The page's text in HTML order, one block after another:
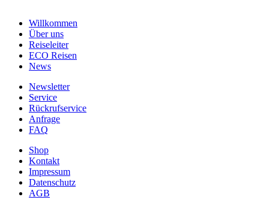
Willkommen
Über uns
Reiseleiter
ECO Reisen
News
Newsletter
Service
Rückrufservice
Anfrage
FAQ
Shop
Kontakt
Impressum
Datenschutz
AGB